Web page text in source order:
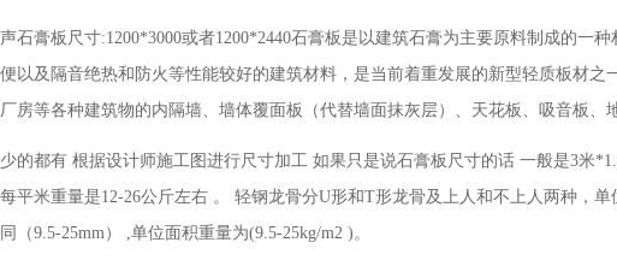
石膏板尺寸:1200*3000或者1200*2440石膏板是以建筑石膏为主要原料制成的一
以及隔音绝热和防火等性能较好的建筑材料，是当前着重发展的新型轻质板材之
房等各种建筑物的内隔墙、墙体覆面板（代替墙面抹灰层）、天花板、吸音板、
的都有 根据设计师施工图进行尺寸加工 如果只是说石膏板尺寸的话 一般是3米
平米重量是12-26公斤左右 。 轻钢龙骨分U形和T形龙骨及上人和不上人两种，
（9.5-25mm） ,单位面积重量为(9.5-25kg/m2 )。